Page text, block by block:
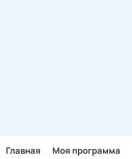
Главная Моя программа